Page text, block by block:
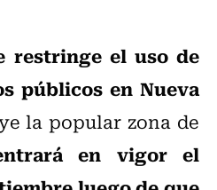
restringe el uso de
públicos en Nueva
la popular zona de
en vigor el